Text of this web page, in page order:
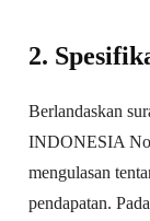
2.
Berlandaskan
INDONESIA
mengulasan
pendapatan.